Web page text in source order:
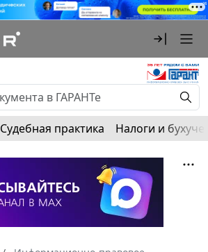
Судебная практика Налоги и